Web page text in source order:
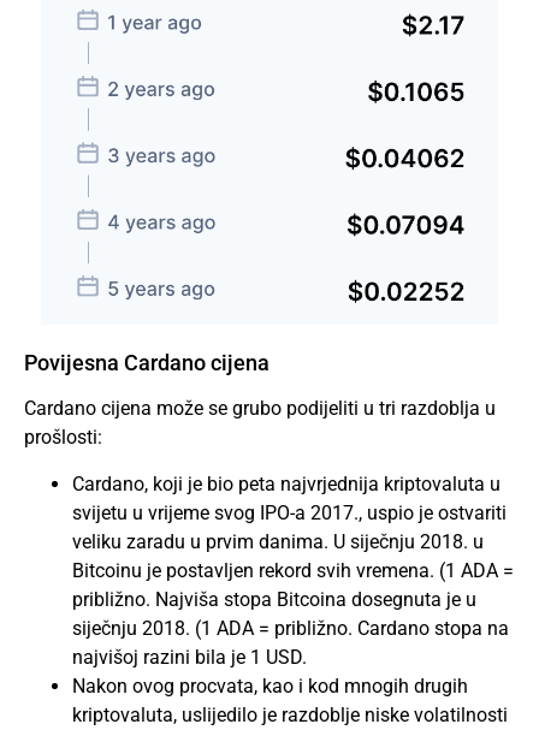
Povijesna Cardano cijena
Cardano cijena može se grubo podijeliti u tri razdoblja u
prošlosti:
Cardano, koji je bio peta najvrjednija kriptovaluta u
svijetu u vrijeme svog IPO-a 2017., uspio je ostvariti
veliku zaradu u prvim danima. U siječnju 2018. u
Bitcoinu je postavljen rekord svih vremena. (1 ADA =
približno. Najviša stopa Bitcoina dosegnuta je u
siječnju 2018. (1 ADA = približno. Cardano stopa na
najvišoj razini bila je 1 USD.
Nakon ovog procvata, kao i kod mnogih drugih
kriptovaluta, uslijedilo je razdoblje niske volatilnosti